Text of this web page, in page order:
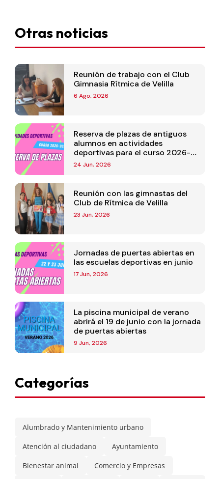
Otras noticias
Reunión de trabajo con el Club
Gimnasia Rítmica de Velilla
6 Ago, 2026
Reserva de plazas de antiguos
alumnos en actividades
deportivas para el curso 2026-
2027
24 Jun, 2026
Reunión con las gimnastas del
Club de Rítmica de Velilla
23 Jun, 2026
Jornadas de puertas abiertas en
las escuelas deportivas en junio
17 Jun, 2026
La piscina municipal de verano
abrirá el 19 de junio con la jornada
de puertas abiertas
9 Jun, 2026
Categorías
Alumbrado y Mantenimiento urbano
Atención al ciudadano Ayuntamiento
Bienestar animal Comercio y Empresas